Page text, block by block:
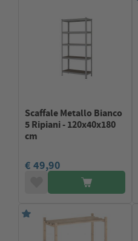
Scaffale Metallo Bianco
5 Ripiani - 120x40x180
cm
€ 49,90